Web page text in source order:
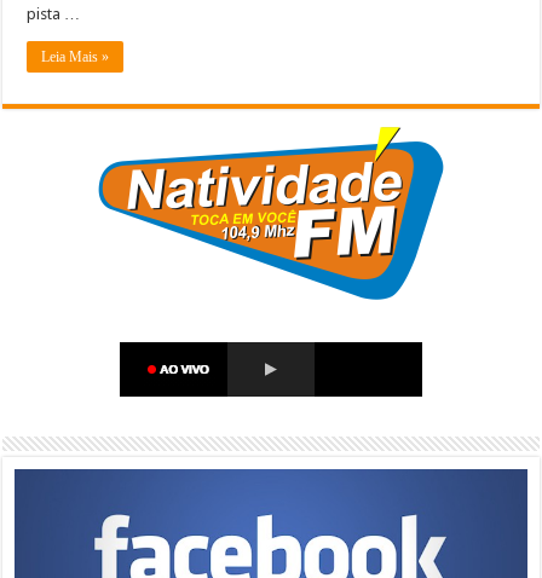
pista …
Leia Mais »